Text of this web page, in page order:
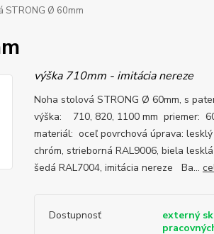
STRONG Ø 60mm
výška 710mm - imitácia nereze
Noha stolová STRONG Ø 60mm, s
výška: 710, 820, 1100 mm priemer:
materiál: oceľ povrchová úprava:
chróm, strieborná RAL9006, biela
šedá RAL7004, imitácia nereze Ba...
Dostupnosť
externý